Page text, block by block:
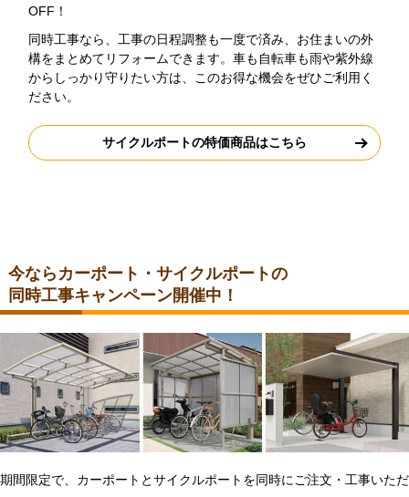
OFF！
同時工事なら、工事の日程調整も一度で済み、お住まいの外
構をまとめてリフォームできます。車も自転車も雨や紫外線
からしっかり守りたい方は、このお得な機会をぜひご利用く
ださい。
サイクルポートの特価商品はこちら
今ならカーポート・サイクルポートの
同時工事キャンペーン開催中！
期間限定で、カーポートとサイクルポートを同時にご注文・工事いただ